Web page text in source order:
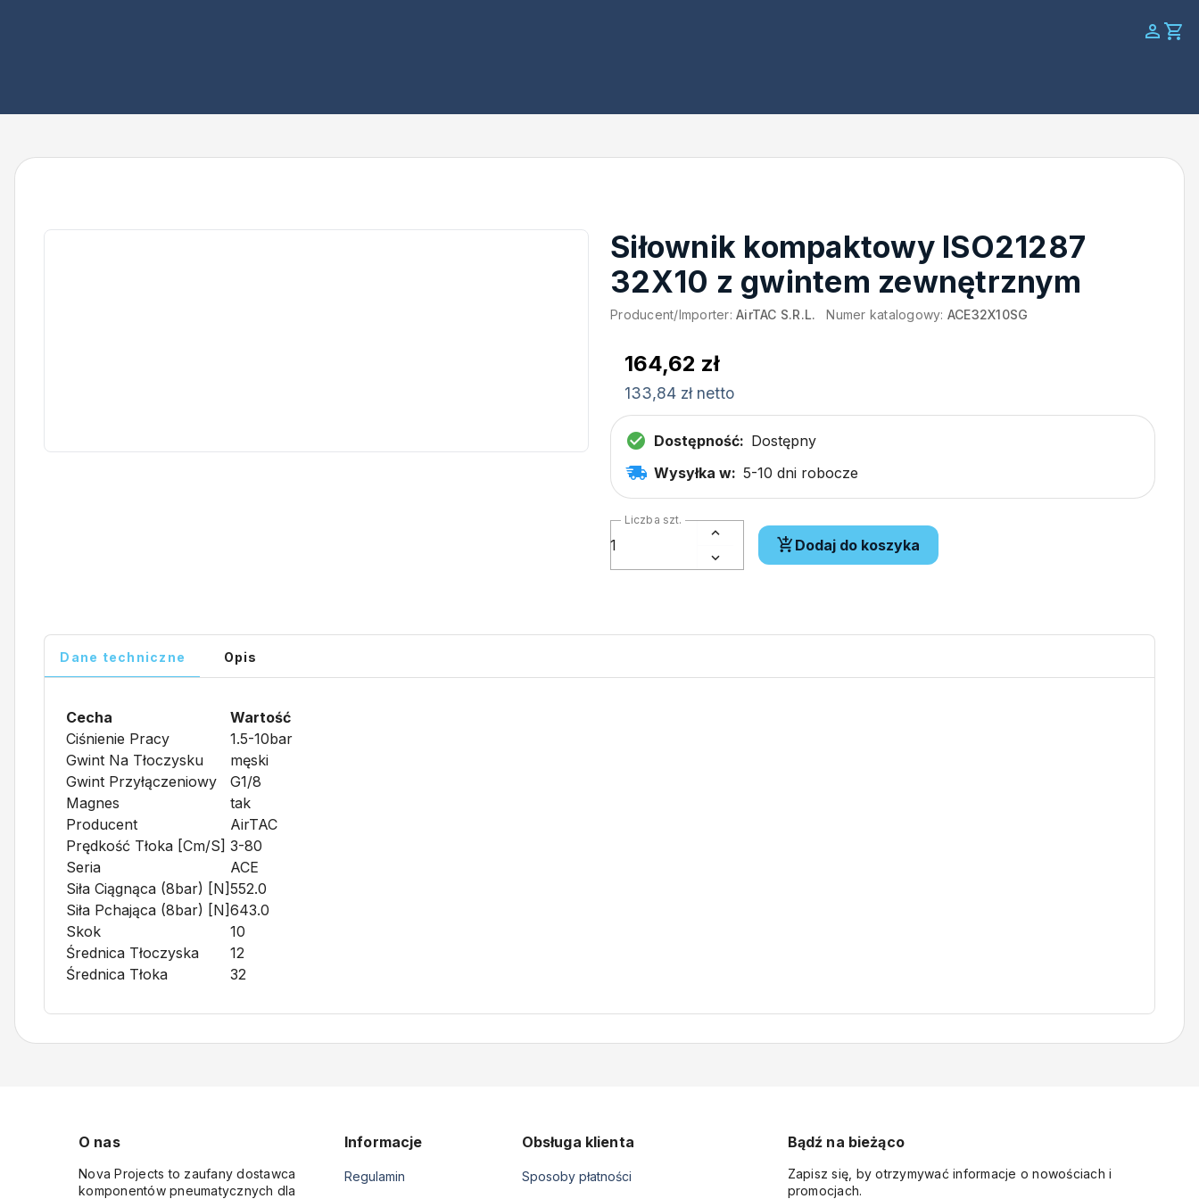
Siłownik kompaktowy ISO21287
32X10 z gwintem zewnętrznym
Producent/Importer: AirTAC S.R.L. Numer katalogowy: ACE32X10SG
164,62 zł
133,84 zł netto
Dostępność: Dostępny
Wysyłka w: 5-10 dni robocze
Liczba szt.
Dodaj do koszyka
Dane techniczne Opis
Cecha
Wartość
Ciśnienie Pracy
1.5-10bar
Gwint Na Tłoczysku
męski
Gwint Przyłączeniowy
G1/8
Magnes
tak
Producent
AirTAC
Prędkość Tłoka [cm/s] 3-80
Seria
ACE
Siła Ciągnąca (8bar) [N]552.0
Siła Pchająca (8bar) [N]643.0
Skok
10
Średnica Tłoczyska
12
Średnica Tłoka
32
O nas
Nova Projects to zaufany dostawca
komponentów pneumatycznych dla
Informacje
Regulamin
Obsługa klienta
Sposoby płatności
Bądź na bieżąco
Zapisz się, by otrzymywać informacje o nowościach i
promocjach.